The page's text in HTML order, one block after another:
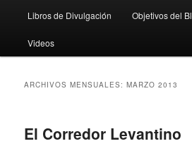
Libros de Divulgación Objetivos del
Videos
ARCHIVOS MENSUALES:MARZO 2013
El Corredor Levantino